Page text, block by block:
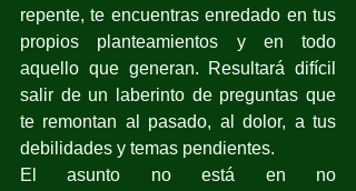
repente, te encuentras enredado en tus
propios planteamientos y en todo
aquello que generan. Resultará difícil
salir de un laberinto de preguntas que
te remontan al pasado, al dolor, a tus
debilidades y temas pendientes.
El asunto no está en no